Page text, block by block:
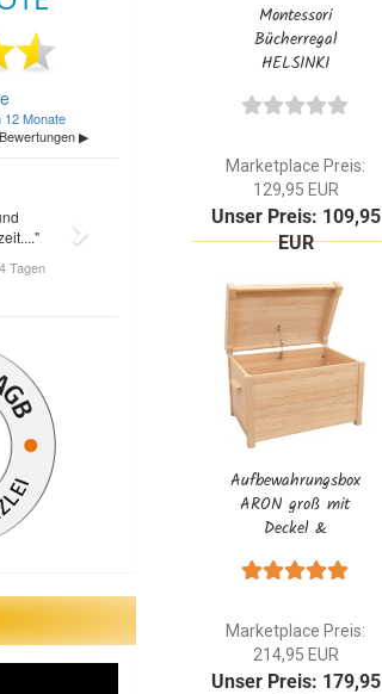
Montessori
Bücherregal
HELSINKI
50 als 2er Würfel
Massivholz
Marketplace Preis:
129,95 EUR
Unser Preis: 109,95
EUR
Aufbewahrungsbox
ARON groß mit
Deckel &
Scharnier aus
zum bemalen
Marketplace Preis:
214,95 EUR
Unser Preis: 179,95